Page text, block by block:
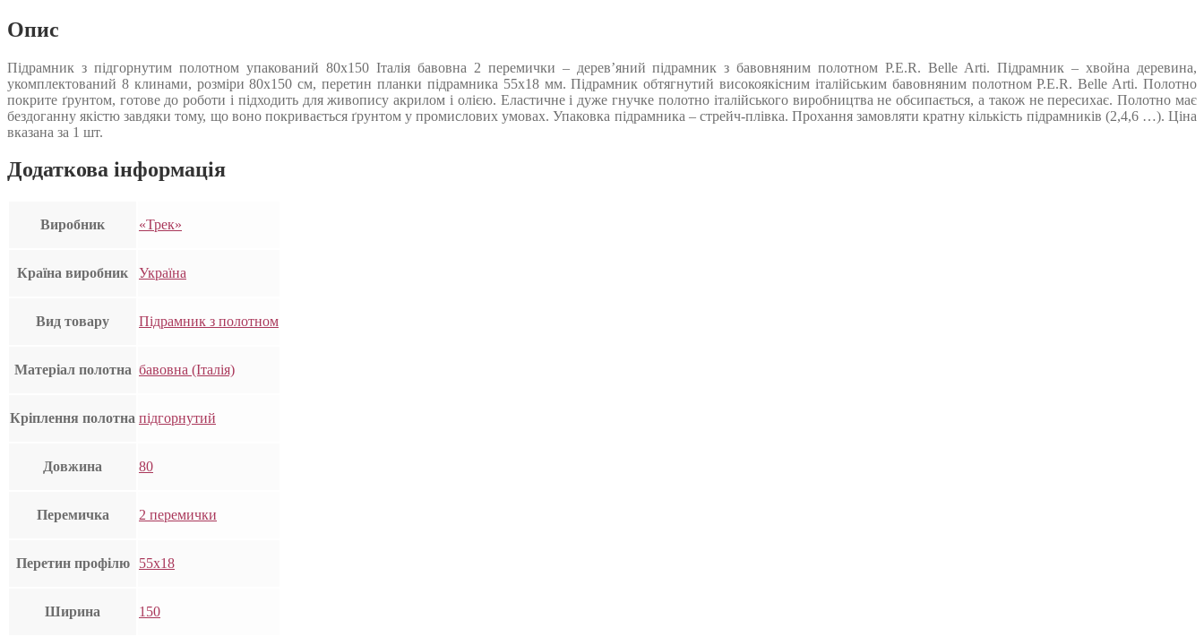
Опис
Підрамник з підгорнутим полотном упакований 80х150 Італія бавовна 2 перемички – дерев’яний підрамник з бавовняним полотном P.E.R. Belle Arti. Підрамник – хвойна деревина,
укомплектований 8 клинами, розміри 80х150 см, перетин планки підрамника 55х18 мм. Підрамник обтягнутий високоякісним італійським бавовняним полотном P.E.R. Belle Arti. Полотно
покрите ґрунтом, готове до роботи і підходить для живопису акрилом і олією. Еластичне і дуже гнучке полотно італійського виробництва не обсипається, а також не пересихає. Полотно має
бездоганну якістю завдяки тому, що воно покривається ґрунтом у промислових умовах. Упаковка підрамника – стрейч-плівка. Прохання замовляти кратну кількість підрамників (2,4,6 …). Ціна
вказана за 1 шт.
Додаткова інформація
Виробник «Трек»
Країна виробник Україна
Вид товару Підрамник з полотном
Матеріал полотна бавовна (Італія)
Кріплення полотна підгорнутий
Довжина 80
Перемичка 2 перемички
Перетин профілю 55х18
Ширина 150